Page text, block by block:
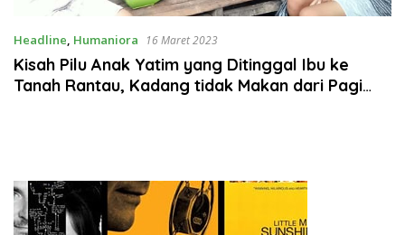
Headline, Humaniora 16 Maret 2023
Kisah Pilu Anak Yatim yang Ditinggal Ibu ke
Tanah Rantau, Kadang tidak Makan dari Pagi